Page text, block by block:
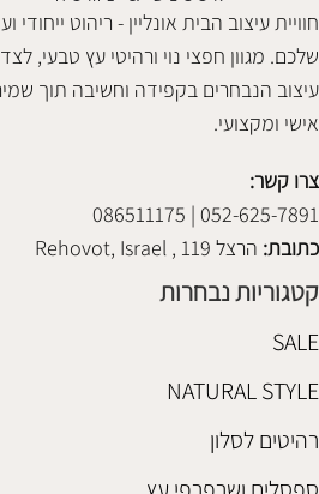
חוויית עיצוב הבית אונליין - ריהוט
שלכם. מגוון חפצי נוי ורהיטי עץ טבעי,
עיצוב הנבחרים בקפידה וחשיבה תוך
אישי ומקצועי.
צרו קשר:
052-625-7891 | 086511175
כתובת: הרצל 119 , Rehovot, Israel
קטגוריות נבחרות
SALE
NATURAL STYLE
רהיטים לסלון